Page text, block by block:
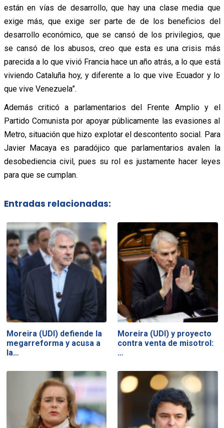
están en vías de desarrollo, que hay una clase media que
exige más, que exige ser parte de de los beneficios del
desarrollo económico, que se cansó de los privilegios, que
se cansó de los abusos, creo que esta es una crisis más
parecida a lo que vivió Francia hace un año atrás, a lo que está
viviendo Cataluña hoy, y diferente a lo que vive Ecuador y lo
que vive Venezuela”.
Además criticó a parlamentarios del Frente Amplio y el
Partido Comunista por apoyar públicamente las evasiones al
Metro, situación que hizo explotar el descontento social. Para
Javier Macaya es paradójico que parlamentarios avalen la
desobediencia civil, pues su rol es justamente hacer leyes
para que se cumplan.
Entradas relacionadas:
Moreira (UDI) defiende la
megarreforma y acusa a
la…
Moreira (UDI) y proyecto
contra venta de misotrol:
…